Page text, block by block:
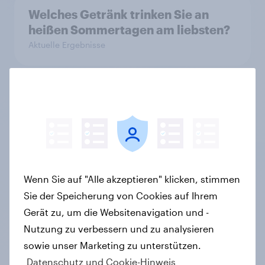
Welches Getränk trinken Sie an
heißen Sommertagen am liebsten?
Aktuelle Ergebnisse
Bierkonsum in Deutschland – Jeder
Vierte trinkt wöchentlich
alkoholhaltiges Bier, Alkoholfreies
Artikel
Pride: Werteorientierte
Verbraucher erwarten von Marken
Wenn Sie auf "Alle akzeptieren" klicken, stimmen
Sie der Speicherung von Cookies auf Ihrem
Gerät zu, um die Websitenavigation und -
Nutzung zu verbessern und zu analysieren
sowie unser Marketing zu unterstützen.
Datenschutz und Cookie-Hinweis